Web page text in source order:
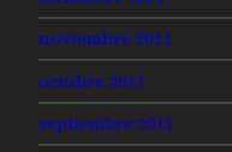
noviembre 2011
octubre 2011
septiembre 2011